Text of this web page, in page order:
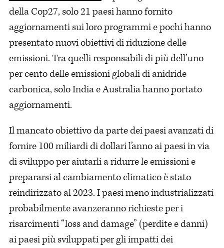
della Cop27, solo 21 paesi hanno fornito
aggiornamenti sui loro programmi e pochi hanno
presentato nuovi obiettivi di riduzione delle
emissioni. Tra quelli responsabili di più dell’uno
per cento delle emissioni globali di anidride
carbonica, solo India e Australia hanno portato
aggiornamenti.
Il mancato obiettivo da parte dei paesi avanzati di
fornire 100 miliardi di dollari l’anno ai paesi in via
di sviluppo per aiutarli a ridurre le emissioni e
prepararsi al cambiamento climatico è stato
reindirizzato al 2023. I paesi meno industrializzati
probabilmente avanzeranno richieste per i
risarcimenti “loss and damage” (perdite e danni)
ai paesi più sviluppati per gli impatti dei